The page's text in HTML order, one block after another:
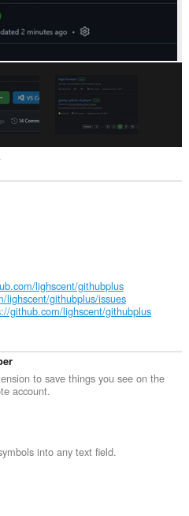
lighscent/githubplus
lighscent/githubplus/issues
github.com/lighscent/githubplus
to save things you see on the
account.
into any text field.